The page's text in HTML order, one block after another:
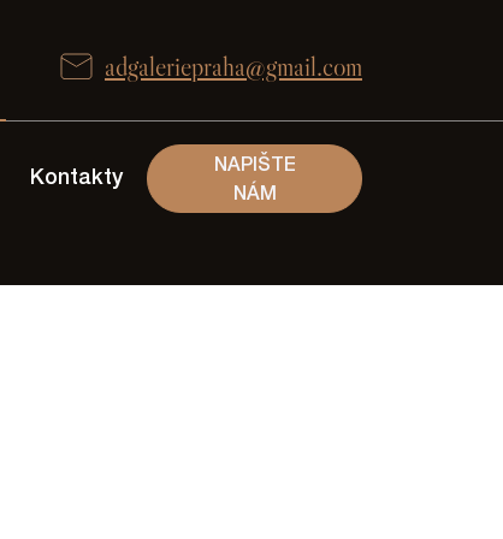
adgaleriepraha@gmail.com
Kontakty
NAPIŠTE
NÁM